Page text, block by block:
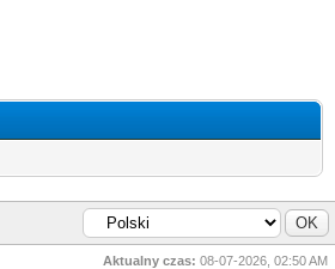
Aktualny czas: 08-07-2026, 02:50 AM